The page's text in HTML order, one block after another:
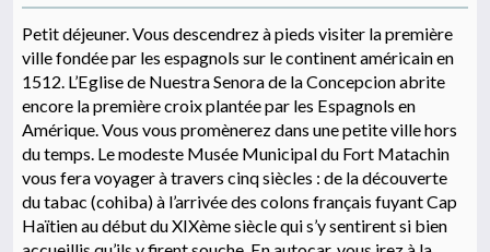
Petit déjeuner. Vous descendrez à pieds visiter la première
ville fondée par les espagnols sur le continent américain en
1512. L’Eglise de Nuestra Senora de la Concepcion abrite
encore la première croix plantée par les Espagnols en
Amérique. Vous vous promènerez dans une petite ville hors
du temps. Le modeste Musée Municipal du Fort Matachin
vous fera voyager à travers cinq siècles : de la découverte
du tabac (cohiba) à l’arrivée des colons français fuyant Cap
Haïtien au début du XIXème siècle qui s’y sentirent si bien